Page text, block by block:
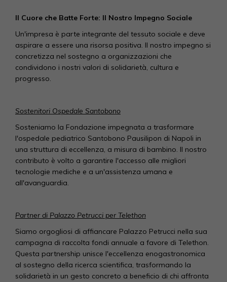
Il Cuore che Batte Forte: Il Nostro Impegno Sociale
Un'impresa è parte integrante del tessuto sociale e deve
aspirare a essere una risorsa positiva. Il nostro impegno si
concretizza nel sostegno a organizzazioni che
condividono i nostri valori di solidarietà, cultura e
progresso.
Sostenitori Ospedale Santobono
Sosteniamo la Fondazione impegnata a trasformare
l'ospedale pediatrico Santobono Pausilipon di Napoli in
una struttura di eccellenza, a misura di bambino. Il nostro
contributo è volto a garantire l'accesso alle migliori
tecnologie mediche e a un'assistenza umana e
all'avanguardia.
Partner di Palazzo Petrucci per Telethon
Siamo orgogliosi di affiancare Palazzo Petrucci nella sua
campagna di raccolta fondi annuale a favore di Telethon.
Questa partnership unisce l'eccellenza enogastronomica
al sostegno della ricerca scientifica, trasformando la
solidarietà in un gesto concreto a beneficio di chi affronta